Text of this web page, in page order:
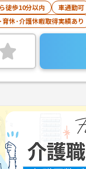
徒歩10分以内 車通勤可
育休･介護休暇取得実績あり